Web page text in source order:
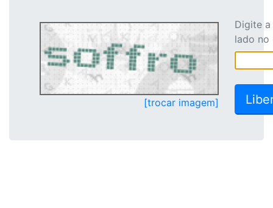
[trocar imagem]
Digite
lado no